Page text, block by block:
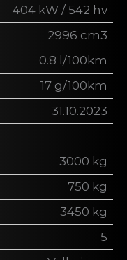
404 kW / 542 hv
2996 cm3
0.8 l/100km
17 g/100km
31.10.2023
3000 kg
750 kg
3450 kg
5